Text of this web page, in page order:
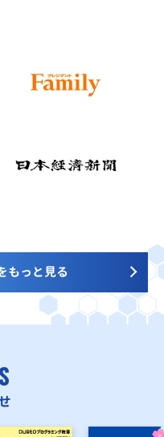
もっと見る